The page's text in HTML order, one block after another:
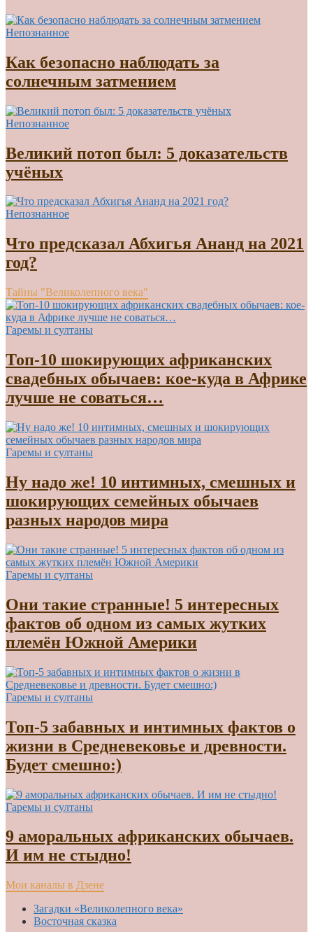
Непознанное
Как безопасно наблюдать за
солнечным затмением
Непознанное
Великий потоп был: 5 доказательств
учёных
Непознанное
Что предсказал Абхигья Ананд на 2021
год?
Тайны "Великолепного века"
Гаремы и султаны
Топ-10 шокирующих африканских
свадебных обычаев: кое-куда в Африке
лучше не соваться…
Гаремы и султаны
Ну надо же! 10 интимных, смешных и
шокирующих семейных обычаев
разных народов мира
Гаремы и султаны
Они такие странные! 5 интересных
фактов об одном из самых жутких
племён Южной Америки
Гаремы и султаны
Топ-5 забавных и интимных фактов о
жизни в Средневековье и древности.
Будет смешно:)
Гаремы и султаны
9 аморальных африканских обычаев.
И им не стыдно!
Мои каналы в Дзене
Загадки «Великолепного века»
Восточная сказка